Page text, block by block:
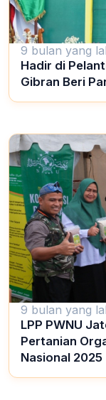
9 bulan yang
Hadir di
Gibran Beri
9 bulan yang
LPP PWNU
Pertanian
Nasional 2025